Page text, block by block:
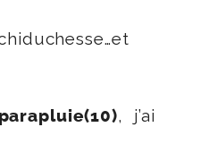
, j’ai